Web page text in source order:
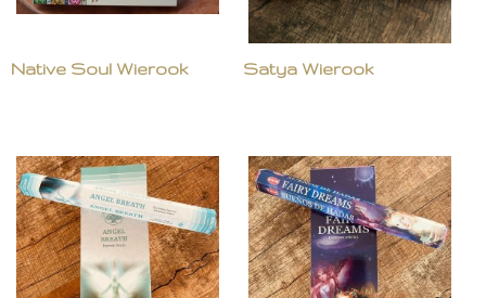
Native Soul Wierook Satya Wierook